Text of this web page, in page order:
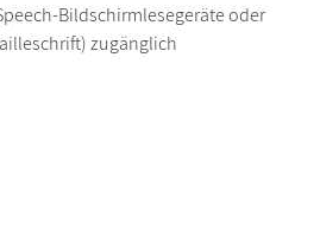
Bildschirmlesegeräte oder
zugänglich